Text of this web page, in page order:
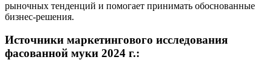
рыночных тенденций и помогает принимать обоснованные
бизнес-решения.
Источники маркетингового исследования
фасованной муки 2024 г.: